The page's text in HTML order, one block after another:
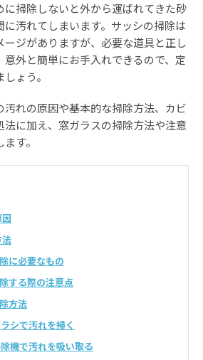
に掃除しないと外から運ばれてきた砂
汚れてしまいます。サッシの掃除は
ージがありますが、必要な道具と正し
意外と簡単にお手入れできるので、定
ょう。
れの原因や基本的な掃除方法、カビ
法に加え、窓ガラスの掃除方法や注意
す。
に必要なもの
する際の注意点
方法
シで汚れを掃く
機で汚れを吸い取る